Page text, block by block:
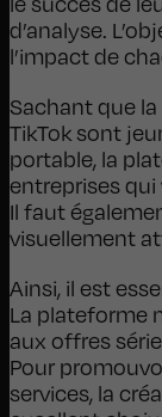
d’analyse.
l’impact de
Sachant que
TikTok sont
portable, la
entreprises
Il faut
visuellement
Ainsi, il est
La plateforme
aux offres
Pour
services, la